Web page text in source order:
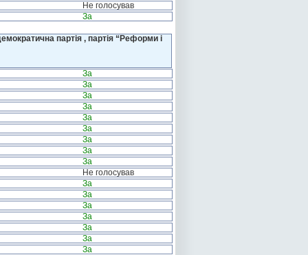
Не голосував
За
партія , партія “Реформи і
За
За
За
За
За
За
За
За
За
Не голосував
За
За
За
За
За
За
За